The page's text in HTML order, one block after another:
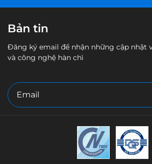
Bản tin
Đăng ký email để nhận những cập nhật
và công nghệ hàn chì